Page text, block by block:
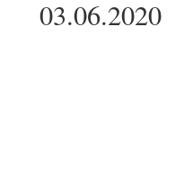
03.06.2020